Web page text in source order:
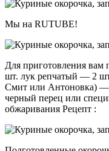
Мы на RUTUBE!
Для приготовления вам
шт. лук репчатый — 2
Смит или Антоновка) —
черный перец или
обжаривания Рецепт :